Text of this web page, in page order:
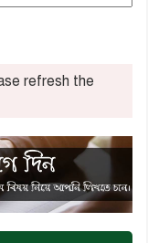
refresh the